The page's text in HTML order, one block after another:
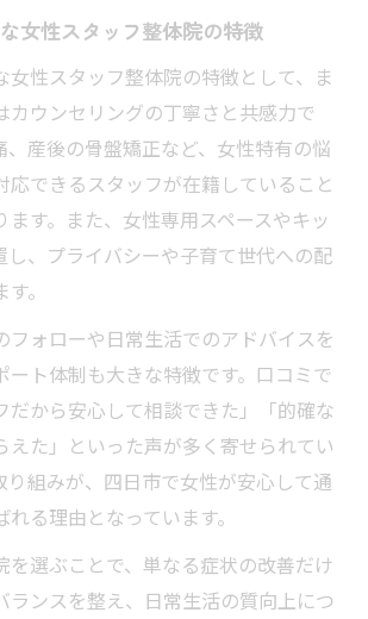
女性スタッフ整体院の特徴
女性スタッフ整体院の特徴として、ま
カウンセリングの丁寧さと共感力で
、産後の骨盤矯正など、女性特有の悩
応できるスタッフが在籍していること
ます。また、女性専用スペースやキッ
し、プライバシーや子育て世代への配
。
フォローや日常生活でのアドバイスを
ート体制も大きな特徴です。口コミで
だから安心して相談できた」「的確な
えた」といった声が多く寄せられてい
り組みが、四日市で女性が安心して通
る理由となっています。
を選ぶことで、単なる症状の改善だけ
ランスを整え、日常生活の質向上につ